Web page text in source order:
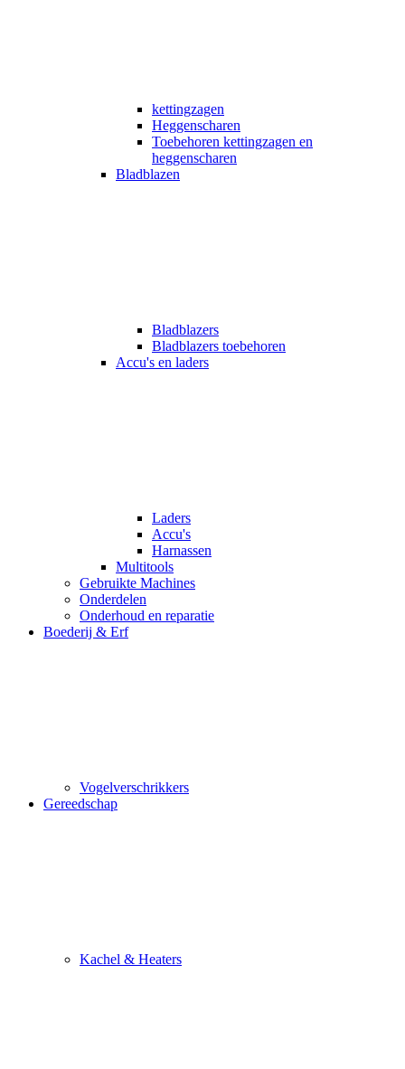
kettingzagen
Heggenscharen
Toebehoren kettingzagen en
heggenscharen
Bladblazen
Bladblazers
Bladblazers toebehoren
Accu's en laders
Laders
Accu's
Harnassen
Multitools
Gebruikte Machines
Onderdelen
Onderhoud en reparatie
Boederij & Erf
Vogelverschrikkers
Gereedschap
Kachel & Heaters